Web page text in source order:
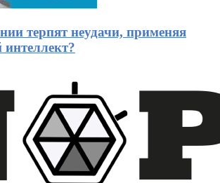
терпят неудачи, применяя
интеллект?